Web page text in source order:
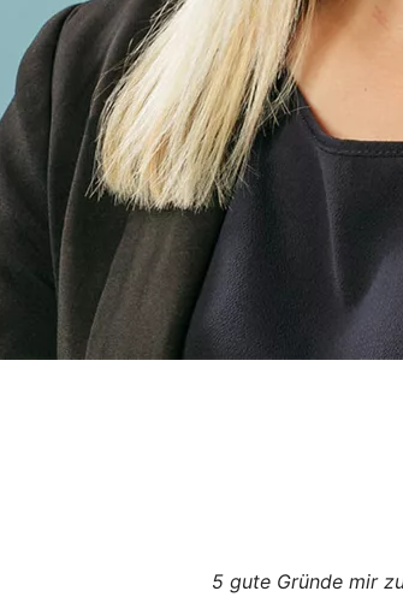
5 gute Gründe mir